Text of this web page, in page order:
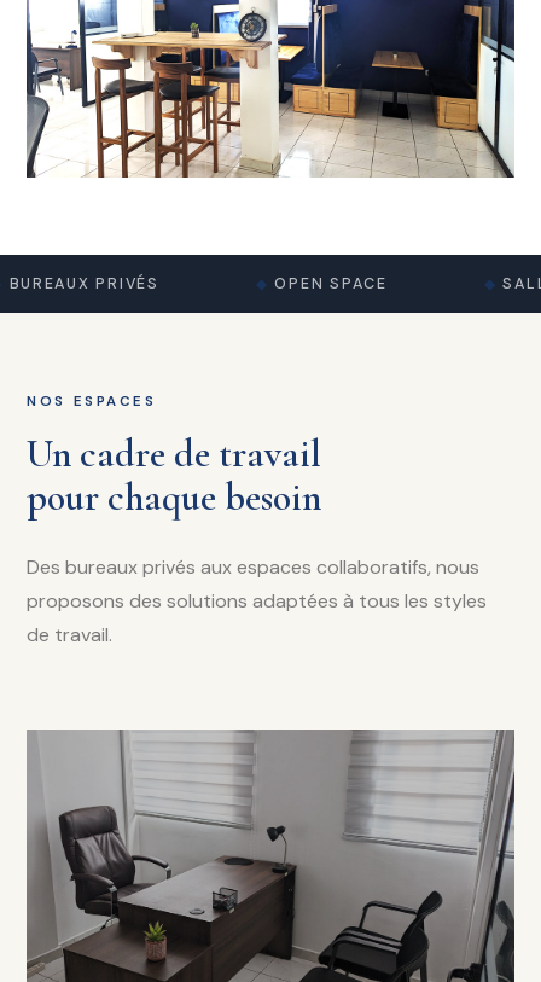
PRIVÉS OPEN SPACE
NOS ESPACES
Un cadre de travail
pour chaque besoin
Des bureaux privés aux espaces collaboratifs, nous
proposons des solutions adaptées à tous les styles
de travail.